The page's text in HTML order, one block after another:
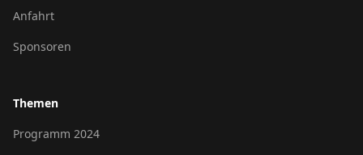
Anfahrt
Sponsoren
Themen
Programm 2024